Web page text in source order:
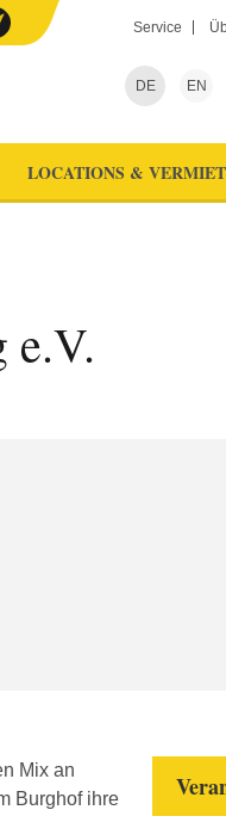
Service
DE EN
LOCATIONS &
e.V.
Mix an
Burghof ihre